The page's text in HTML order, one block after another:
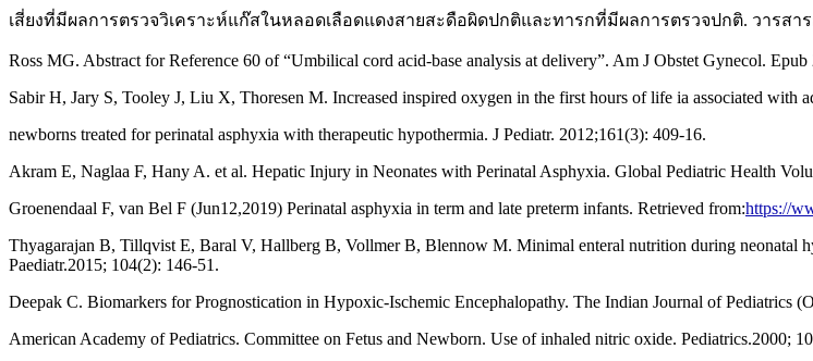
เสี่ยงที่มีผลการตรวจวิเคราะห์แก๊สในหลอดเลือดแดงสายสะดือผิดปกติและทารกที่มีผลการตรวจปกติ. วารสา
Ross MG. Abstract for Reference 60 of “Umbilical cord acid-base analysis at delivery”. Am J Obstet Gynecol.
Sabir H, Jary S, Tooley J, Liu X, Thoresen M. Increased inspired oxygen in the first hours of life ia associated with
newborns treated for perinatal asphyxia with therapeutic hypothermia. J Pediatr. 2012;161(3): 409-16.
Akram E, Naglaa F, Hany A. et al. Hepatic Injury in Neonates with Perinatal Asphyxia. Global Pediatric Health
Groenendaal F, van Bel F (Jun12,2019) Perinatal asphyxia in term and late preterm infants. Retrieved from:https://
Thyagarajan B, Tillqvist E, Baral V, Hallberg B, Vollmer B, Blennow M. Minimal enteral nutrition during neonatal
Paediatr.2015; 104(2): 146-51.
Deepak C. Biomarkers for Prognostication in Hypoxic-Ischemic Encephalopathy. The Indian Journal of Pediatrics
American Academy of Pediatrics. Committee on Fetus and Newborn. Use of inhaled nitric oxide. Pediatrics.2000;